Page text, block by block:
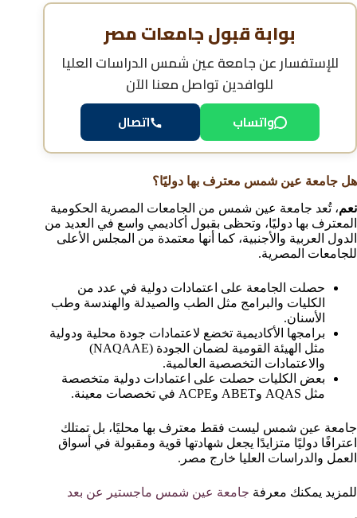
بوابة قبول جامعات مصر
للإستفسار عنجامعة عين شمس الدراسات العليا
للوافدينتواصل معنا الآن
واتساب اتصال
هل جامعة عين شمس معترف بها دوليًا؟
نعم، تُعد جامعة عين شمس من الجامعات المصرية الحكومية
المعترف بها دوليًا، وتحظى بقبول أكاديمي واسع في العديد من
الدول العربية والأجنبية، كما أنها معتمدة من المجلس الأعلى
للجامعات المصرية.
حصلت الجامعة على اعتمادات دولية في عدد من
الكليات والبرامج مثل الطب والصيدلة والهندسة وطب
الأسنان.
برامجها الأكاديمية تخضع لاعتمادات جودة محلية ودولية
مثل الهيئة القومية لضمان الجودة (NAQAAE)
والاعتمادات التخصصية العالمية.
بعض الكليات حصلت على اعتمادات دولية متخصصة
مثل AQAS وABET وACPE في تخصصات معينة.
جامعة عين شمس ليست فقط معترف بها محليًا، بل تمتلك
اعترافًا دوليًا متزايدًا يجعل شهادتها قوية ومقبولة في أسواق
العمل والدراسات العليا خارج مصر.
للمزيد يمكنك معرفة جامعة عين شمس ماجستير عن بعد